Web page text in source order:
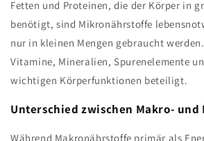
Fetten und Proteinen, die der Körper in
benötigt, sind Mikronährstoffe
nur in kleinen Mengen gebraucht
Vitamine, Mineralien, Spurenelemente
wichtigen Körperfunktionen beteiligt.
Unterschied zwischen Makro-
Während Makronährstoffe primär als